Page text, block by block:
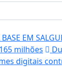
EM
milhões
digitais